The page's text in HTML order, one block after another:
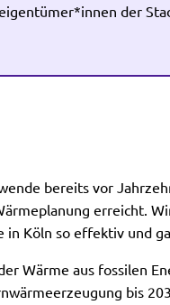
der
bereits vor
erreicht.
Köln so effektiv und
Wärme aus fossilen
bis